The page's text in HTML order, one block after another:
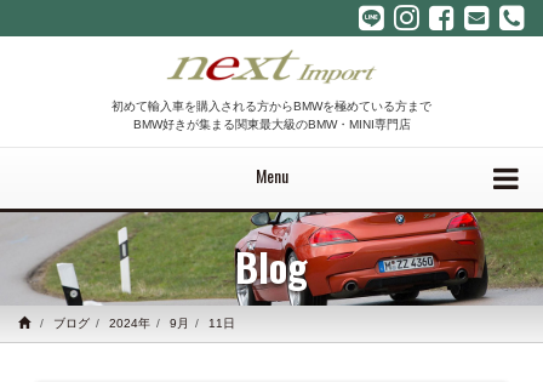
初めて輸入車を購入される方からBMWを極めている方まで
BMW好きが集まる関東最大級のBMW・MINI専門店
Menu
Blog
ブログ 2024年 9月 11日